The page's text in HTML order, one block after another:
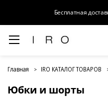
Бесплатная
Главная IRO КАТАЛОГ ТОВАРОВ
Юбки и шорты